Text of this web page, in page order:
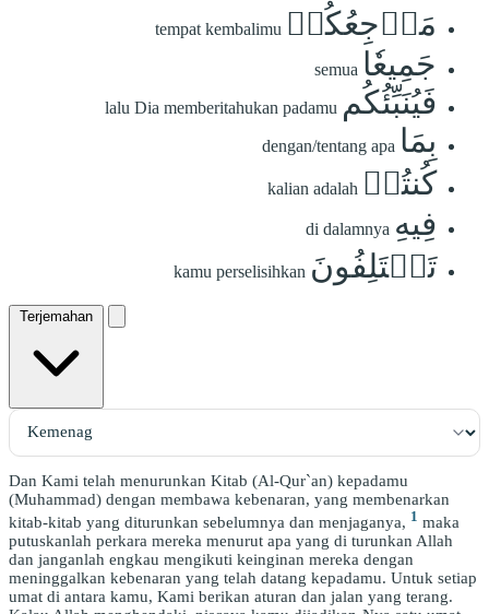
مَرۡجِعُكُمۡ tempat kembalimu
جَمِيعٗا semua
فَيُنَبِّئُكُم lalu Dia memberitahukan padamu
بِمَا dengan/tentang apa
كُنتُمۡ kalian adalah
فِيهِ di dalamnya
تَخۡتَلِفُونَ kamu perselisihkan
Terjemahan
Dan Kami telah menurunkan Kitab (Al-Qur`an) kepadamu
(Muhammad) dengan membawa kebenaran, yang membenarkan
kitab-kitab yang diturunkan sebelumnya dan menjaganya, 1 maka
putuskanlah perkara mereka menurut apa yang di turunkan Allah
dan janganlah engkau mengikuti keinginan mereka dengan
meninggalkan kebenaran yang telah datang kepadamu. Untuk setiap
umat di antara kamu, Kami berikan aturan dan jalan yang terang.